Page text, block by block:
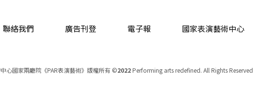
聯絡我們 廣告刊登 電子報 國家表演藝術中心
心國家兩廳院《PAR表演藝術》版權所有©2022Performing arts redefined. All Rights Reserved